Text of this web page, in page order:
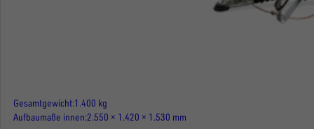
Gesamtgewicht 1.400 kg
Aufbaumaße innen 2.550 × 1.420 × 1.530 mm